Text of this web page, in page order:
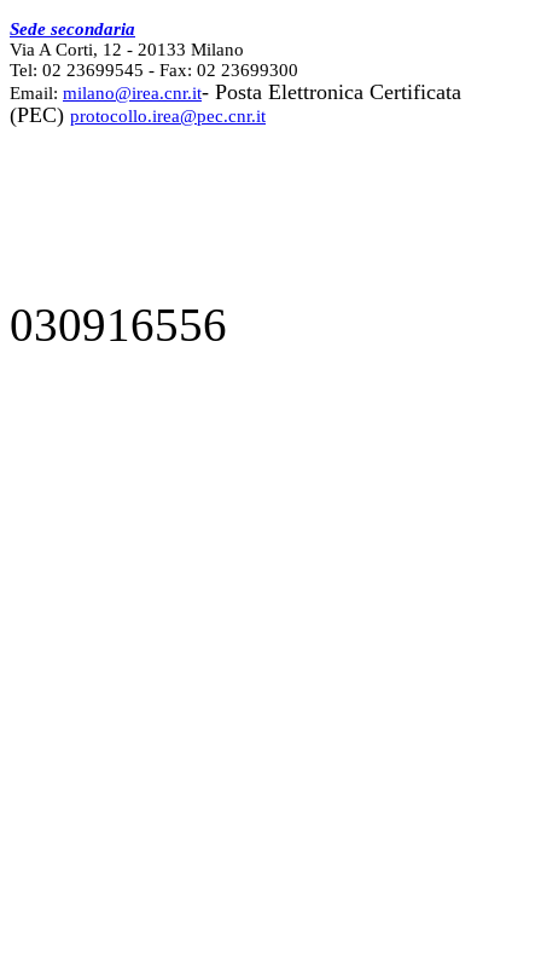
Sede secondaria
Via A Corti, 12 - 20133 Milano
Tel: 02 23699545 - Fax: 02 23699300
Email: milano@irea.cnr.it- Posta Elettronica Certificata
(PEC) protocollo.irea@pec.cnr.it
030916556